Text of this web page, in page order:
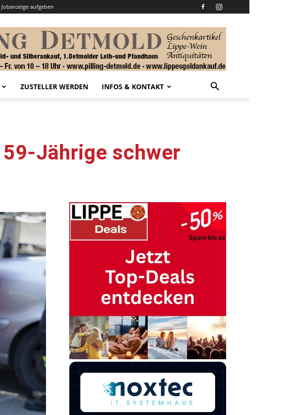
Jobanzeige aufgeben
ZUSTELLER WERDEN INFOS & KONTAKT
Jährige schwer